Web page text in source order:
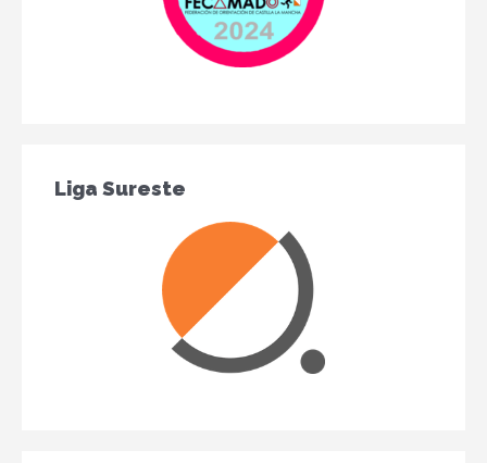
Liga Sureste